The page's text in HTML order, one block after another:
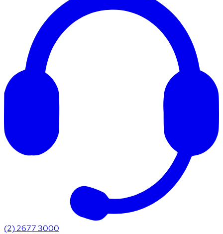
(2) 2677 3000